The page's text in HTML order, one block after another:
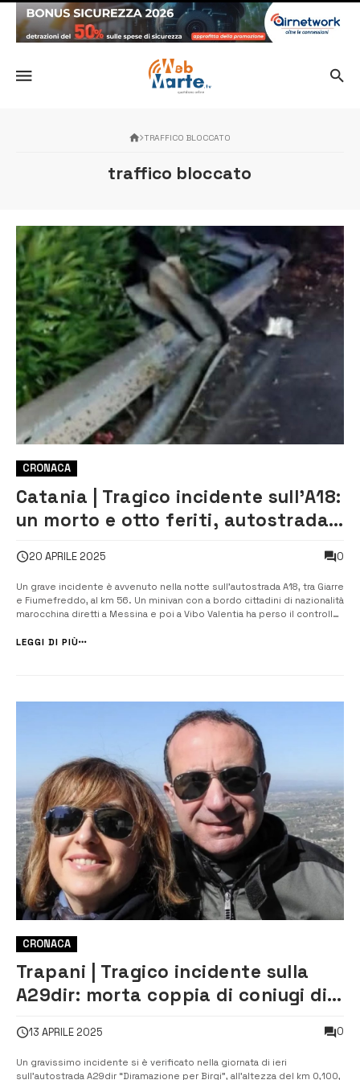
TRAFFICO BLOCCATO
traffico bloccato
CRONACA
Catania | Tragico incidente sull’A18:
un morto e otto feriti, autostrada
20 APRILE 2025 0
Un grave incidente è avvenuto nella notte sull’autostrada A18, tra Giarre
e Fiumefreddo, al km 56. Un minivan con a bordo cittadini di nazionalità
marocchina diretti a Messina e poi a Vibo Valentia ha perso il controllo
persone sono state ferite. […]
LEGGI DI PIÙ
CRONACA
Trapani | Tragico incidente sulla
A29dir: morta coppia di coniugi di
13 APRILE 2025 0
Un gravissimo incidente si è verificato nella giornata di ieri
sull’autostrada A29dir “Diramazione per Birgi”, all’altezza del km 0,100,